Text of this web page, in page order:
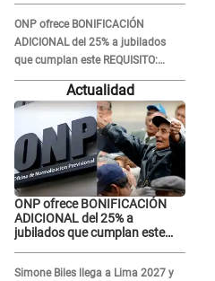
presunción de inocencia"
ONP ofrece BONIFICACIÓN
ADICIONAL del 25% a jubilados
que cumplan este REQUISITO:
revisa si accedes aquí
Actualidad
ONP ofrece BONIFICACIÓN
ADICIONAL del 25% a
jubilados que cumplan este
Simone Biles llega a Lima 2027 y